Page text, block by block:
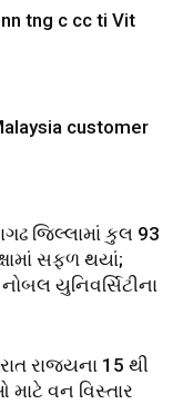
tng c cc ti Vit
customer
જિલ્લામાં કુલ 93
સફળ થયાં;
યુનિવર્સિટીના
રાજ્યના 15 થી
વન વિસ્તાર